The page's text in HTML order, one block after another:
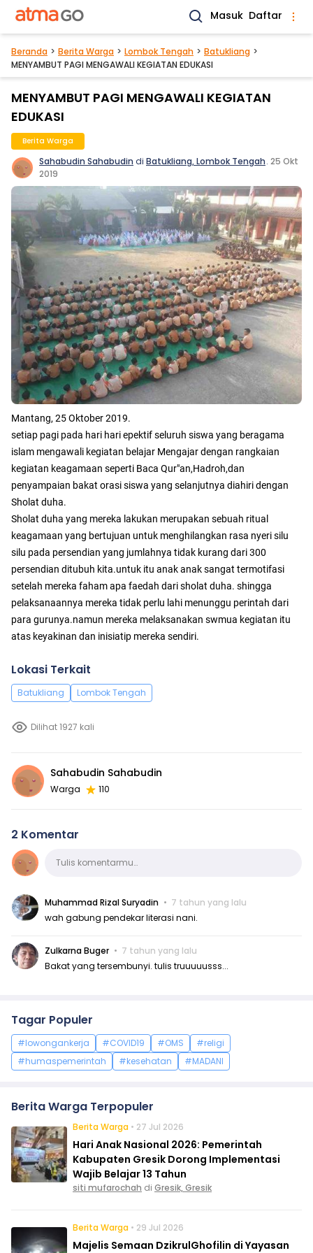
Masuk Daftar
Beranda Berita Warga Lombok Tengah
Batukliang
MENYAMBUT PAGI MENGAWALI KEGIATAN EDUKASI
MENYAMBUT PAGI MENGAWALI KEGIATAN
EDUKASI
Berita Warga
Sahabudin Sahabudin di Batukliang, Lombok Tengah. 25 Okt
2019
Mantang, 25 Oktober 2019.
setiap pagi pada hari hari epektif seluruh siswa yang beragama
islam mengawali kegiatan belajar Mengajar dengan rangkaian
kegiatan keagamaan seperti Baca Qur"an,Hadroh,dan
penyampaian bakat orasi siswa yang selanjutnya diahiri dengan
Sholat duha.
Sholat duha yang mereka lakukan merupakan sebuah ritual
keagamaan yang bertujuan untuk menghilangkan rasa nyeri silu
silu pada persendian yang jumlahnya tidak kurang dari 300
persendian ditubuh kita.untuk itu anak anak sangat termotifasi
setelah mereka faham apa faedah dari sholat duha. shingga
pelaksanaannya mereka tidak perlu lahi menunggu perintah dari
para gurunya.namun mereka melaksanakan swmua kegiatan itu
atas keyakinan dan inisiatip mereka sendiri.
Lokasi Terkait
Batukliang Lombok Tengah
Dilihat 1927 kali
Sahabudin Sahabudin
Warga 110
2 Komentar
KomentarTulis komentarmu…
Muhammad Rizal Suryadin
7 tahun yang lalu
wah gabung pendekar literasi nani.
Zulkarna Buger
7 tahun yang lalu
Bakat yang tersembunyi. tulis truuuuusss...
Tagar Populer
#lowongankerja #COVID19 #OMS
#religi
#humaspemerintah
#kesehatan #MADANI
Berita Warga Terpopuler
Berita Warga • 27 Jul 2026
Hari Anak Nasional 2026: Pemerintah
Kabupaten Gresik Dorong Implementasi
Wajib Belajar 13 Tahun
siti mufarochah di Gresik, Gresik
Berita Warga • 29 Jul 2026
Majelis Semaan DzikrulGhofilin di Yayasan